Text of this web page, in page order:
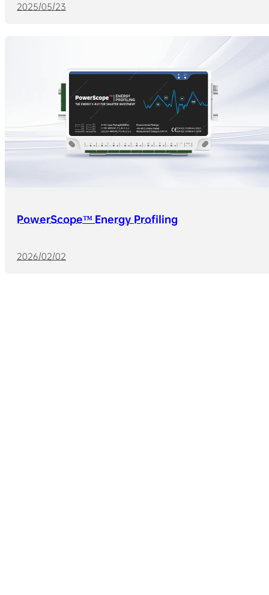
2025/05/23
PowerScope™ Energy Profiling
2026/02/02